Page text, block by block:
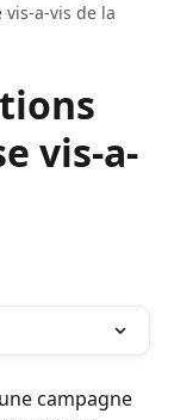
a-vis de la
vis-a-
campagne